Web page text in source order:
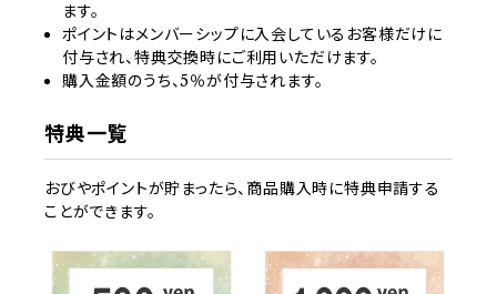
ます。
ポイントはメンバーシップに入会しているお客様だけに
付与され、特典交換時にご利用いただけます。
購入金額のうち、5％が付与されます。
特典一覧
おびやポイントが貯まったら、商品購入時に特典申請する
ことができます。